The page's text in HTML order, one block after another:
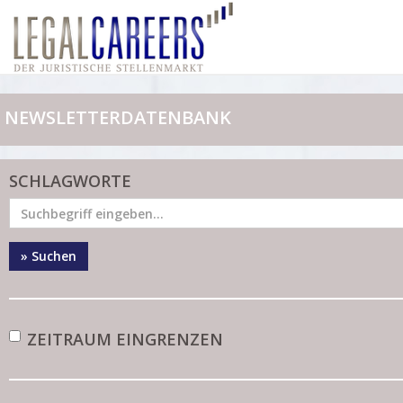
NEWSLETTERDATENBANK
SCHLAGWORTE
» Suchen
ZEITRAUM EINGRENZEN